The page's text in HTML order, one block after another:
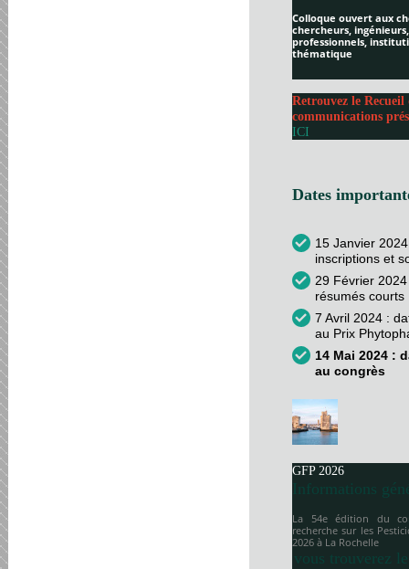
Colloque ouvert aux
chercheurs,
professionnels,
thématique
Retrouvez le Recueil
communications
ICI
Dates
15 Janvier
inscriptions et
29 Février
résumés courts
7 Avril 2024 :
au Prix
14 Mai 2024 :
au congrès
GFP 2026
Informations
La 54e édition du
recherche sur les
2026 à La Rochelle
vous trouverez